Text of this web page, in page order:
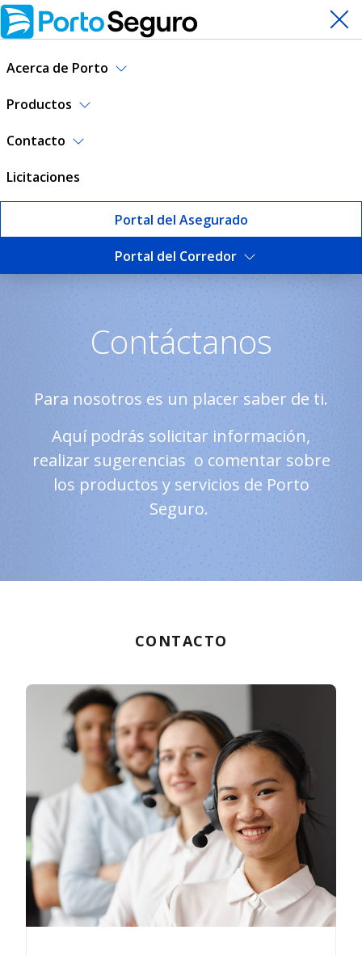
Acerca de Porto
Productos
Contacto
Licitaciones
Portal del Asegurado
Portal del Corredor
Contáctanos | Porto Seguro
Contáctanos
Para nosotros es un placer saber de ti.
Aquí podrás solicitar información,
realizar sugerencias o comentar sobre
los productos y servicios de Porto
Seguro.
CONTACTO